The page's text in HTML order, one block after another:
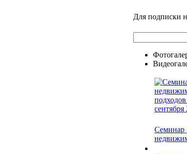
Для подписки
Семинар